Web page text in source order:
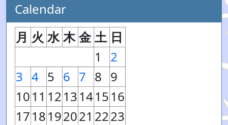
Calendar
月 火 水 木 金 土 日
1
2
3 4 5 6 7 8 9
1011 1213141516
1718192021 2223